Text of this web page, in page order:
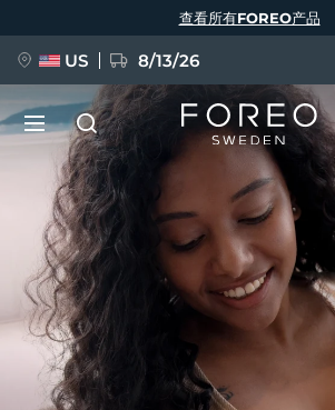
查看所有FOREO产品
US 8/13/26
新品
FAQ™ Pure Beauty-Tech Elixir
BREAKING NEWS
语言
English Deutsch
Français
Italiano
Polski
Svenska